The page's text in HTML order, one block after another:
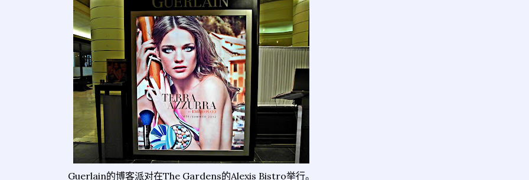
Guerlain的博客派对在The Gardens的Alexis Bistro举行。